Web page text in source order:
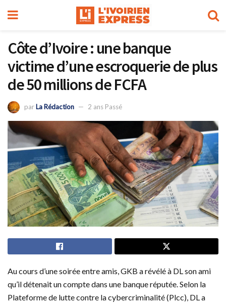
Côte d’Ivoire : une banque
victime d’une escroquerie de plus
de 50 millions de FCFA
parLa Rédaction 2 ans Passé
Au cours d’une soirée entre amis, GKB a révélé à DL son ami
qu’il détenait un compte dans une banque réputée. Selon la
Plateforme de lutte contre la cybercriminalité (Plcc), DL a